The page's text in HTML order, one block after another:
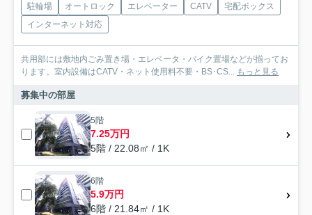
駐輪場 オートロック エレベーター CATV
宅配ボックス
インターネット対応
共用部には敷地内ごみ置き場・エレベータ・バイク置場などが揃ってお
ります。室内設備はCATV・ネット使用料不要・BS･CS...
もっと見る
募集中の部屋
5階
7.25万円
5階 / 22.08㎡ / 1K
6階
5.9万円
6階 / 21.84㎡ / 1K